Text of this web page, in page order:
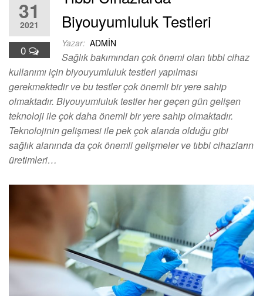
31
2021
0
Biyouyumluluk Testleri
Yazar: ADMIN
Sağlık bakımından çok önemi olan tıbbi cihaz
kullanımı için biyouyumluluk testleri yapılması
gerekmektedir ve bu testler çok önemli bir yere sahip
olmaktadır. Biyouyumluluk testler her geçen gün gelişen
teknoloji ile çok daha önemli bir yere sahip olmaktadır.
Teknolojinin gelişmesi ile pek çok alanda olduğu gibi
sağlık alanında da çok önemli gelişmeler ve tıbbi cihazların
üretimleri…